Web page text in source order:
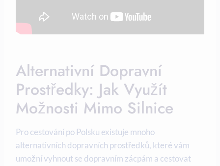
Alternativní⁣ Dopravní
Prostředky:⁤ Jak Využít
Možnosti Mimo Silnice
Pro cestování po Polsku existuje mnoho
alternativních⁤ dopravních prostředků, které vám
umožní vyhnout ⁣se dopravním ‌zácpám a cestovat